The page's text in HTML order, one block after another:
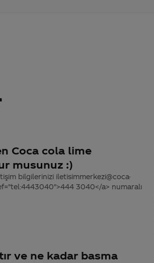
Coca cola lime
musunuz :)
bilgilerinizi iletisimmerkezi@coca-
3040</a> numaralı
ve ne kadar basma